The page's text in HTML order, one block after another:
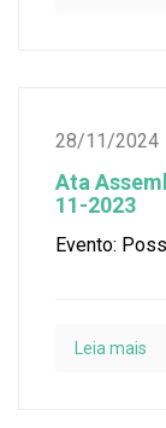
28/11/2024
Ata
11-2023
Evento:
Leia mais